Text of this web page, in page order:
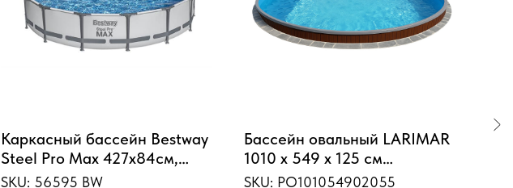
Каркасный бассейн Bestway
Steel Pro Max 427х84см,
10220л, фил.-насос 2006л/ч
SKU: 56595 BW
Бассейн овальный LARIMAR
1010 х 549 х 125 см
(шоколад, чаша 0,55 мм)
SKU: PO101054902055